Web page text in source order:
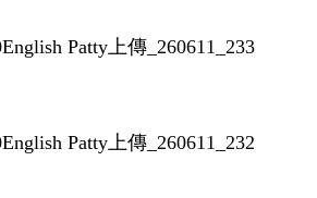
Patty上傳_260611_233
Patty上傳_260611_232